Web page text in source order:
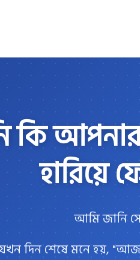
হারিয়ে
আমি জানি
দিন শেষে মনে হয়,